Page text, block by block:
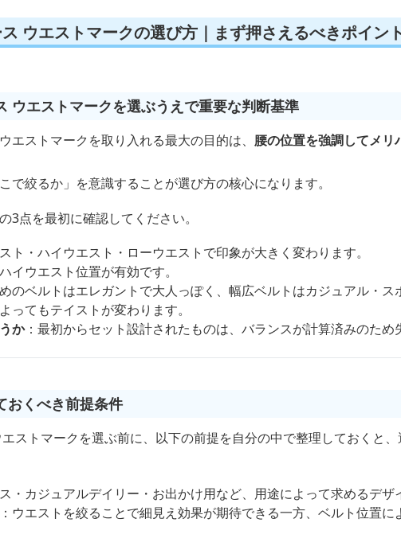
ウエストマークの選び方｜まず押さえるべきポイント
ウエストマークを選ぶうえで重要な判断基準
エストマークを取り入れる最大の目的は、 腰の位置を強調してメリ
で絞るか」を意識することが選び方の核心になります。
3点を最初に確認してください。
ト・ハイウエスト・ローウエストで印象が大きく変わります。
イウエスト位置が有効です。
のベルトはエレガントで大人っぽく、幅広ベルトはカジュアル・ス
ってもテイストが変わります。
か：最初からセット設計されたものは、バランスが計算済みのため
おくべき前提条件
ストマークを選ぶ前に、以下の前提を自分の中で整理しておくと
・カジュアルデイリー・お出かけ用など、用途によって求めるデザ
：ウエストを絞ることで細見え効果が期待できる一方、ベルト位置